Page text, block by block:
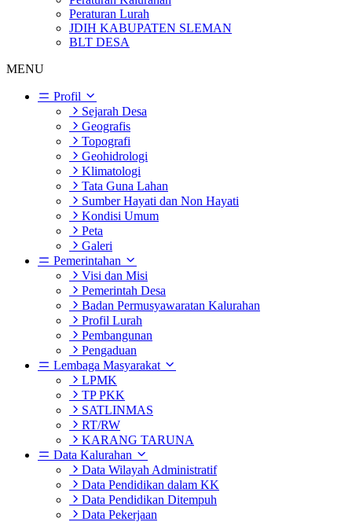
Peraturan Lurah
JDIH KABUPATEN SLEMAN
BLT DESA
MENU
Profil
Sejarah Desa
Geografis
Topografi
Geohidrologi
Klimatologi
Tata Guna Lahan
Sumber Hayati dan Non Hayati
Kondisi Umum
Peta
Galeri
Pemerintahan
Visi dan Misi
Pemerintah Desa
Badan Permusyawaratan Kalurahan
Profil Lurah
Pembangunan
Pengaduan
Lembaga Masyarakat
LPMK
TP PKK
SATLINMAS
RT/RW
KARANG TARUNA
Data Kalurahan
Data Wilayah Administratif
Data Pendidikan dalam KK
Data Pendidikan Ditempuh
Data Pekerjaan